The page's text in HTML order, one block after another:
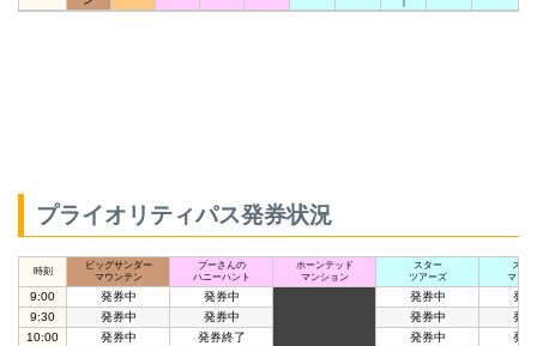
プライオリティパス発券状況
時刻
ビッグサンダー
マウンテン
プーさんの
ハニーハント
ホーンテッド
マンション
スター
ツアーズ
スペ
マウン
9:00 発券中 発券中 発券中
発
9:30
発券中 発券中 発券中
発
10:00
発券中 発券終了 発券中
発